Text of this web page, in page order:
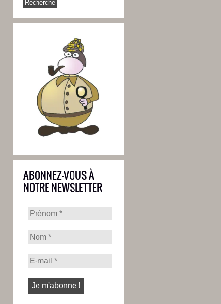
ABONNEZ-VOUS À
NOTRE NEWSLETTER